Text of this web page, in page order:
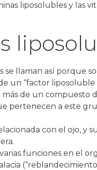
liposolubles y las
se llaman así porque
un “factor
de un compuesto
pertenecen a este
con el ojo, y
funciones en el
(“reblandecimiento